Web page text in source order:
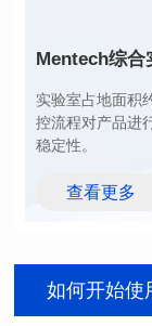
Mentech综合
稳定性。
查看更多
如何开始使